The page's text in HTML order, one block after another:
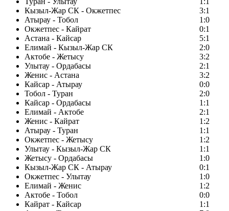
Кызыл-Жар СК - Окжетпес
3:1
Атырау - Тобол
1:0
Окжетпес - Кайрат
0:1
Астана - Кайсар
5:1
Елимай - Кызыл-Жар СК
2:0
Актобе - Жетысу
3:2
Улытау - Ордабасы
2:1
Женис - Астана
3:2
Кайсар - Атырау
0:0
Тобол - Туран
2:0
Кайсар - Ордабасы
1:1
Елимай - Актобе
2:1
Женис - Кайрат
1:2
Атырау - Туран
1:1
Окжетпес - Жетысу
1:2
Улытау - Кызыл-Жар СК
1:1
Жетысу - Ордабасы
1:0
Кызыл-Жар СК - Атырау
0:1
Окжетпес - Улытау
1:0
Елимай - Женис
1:2
Актобе - Тобол
0:0
Кайрат - Кайсар
1:1